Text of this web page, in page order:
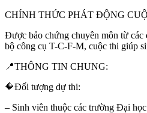
CHÍNH THỨC PHÁT ĐỘNG
Được bảo chứng chuyên môn từ các
bộ công cụ T-C-F-M, cuộc thi giúp
📍THÔNG TIN CHUNG:
🔶️Đối tượng dự thi:
– Sinh viên thuộc các trường Đại